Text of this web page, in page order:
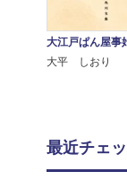
大江戸ぱん屋事
大平 しおり
最近チェ